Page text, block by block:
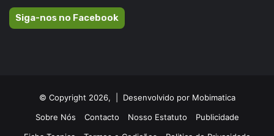
Siga-nos no Facebook
© Copyright 2026, | Desenvolvido por Mobimatica
Sobre Nós
Contacto Nosso Estatuto
Publicidade